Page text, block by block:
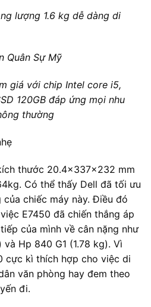
lượng 1.6 kg dễ dàng di
Quân Sự Mỹ
giá với chip Intel core i5,
120GB đáp ứng mọi nhu
thường
thước 20.4x337x232 mm
Có thể thấy Dell đã tối ưu
chiếc máy này. Điều đó
E7450 đã chiến thắng áp
của mình về cân nặng như
Hp 840 G1 (1.78 kg). Vì
cực kì thích hợp cho việc di
văn phòng hay đem theo
đi.